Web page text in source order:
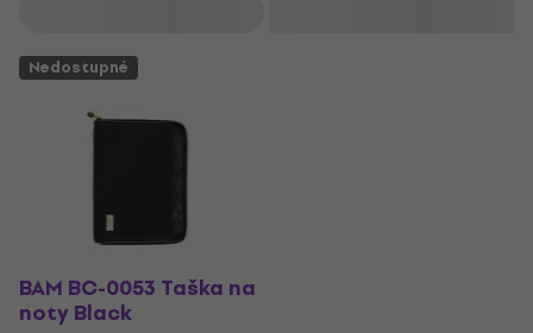
Nedostupné
BAM BC-0053 Taška na
noty Black